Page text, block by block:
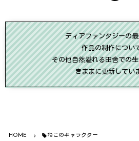
ディアファンタジーの
作品の制作につい
その他自然溢れる田舎での
きままに更新してい
HOME ねこのキャラクター